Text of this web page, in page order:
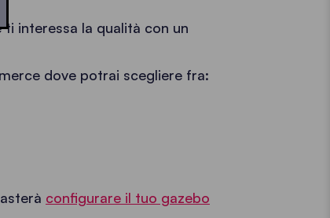
interessa la qualità con un
dove potrai scegliere fra:
configurare il tuo gazebo